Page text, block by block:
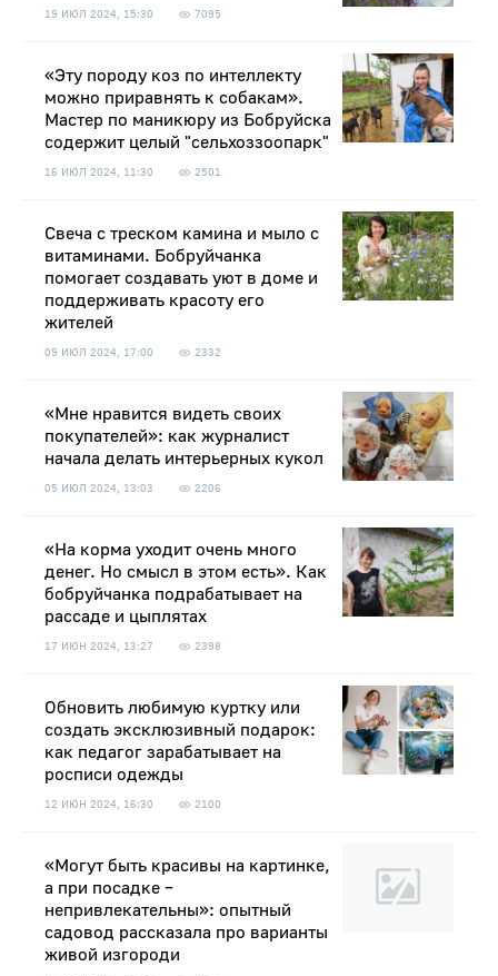
19 ИЮЛ 2024, 15:30 7095
«Эту породу коз по интеллекту
можно приравнять к собакам».
Мастер по маникюру из Бобруйска
содержит целый "сельхоззоопарк"
16 ИЮЛ 2024, 11:30 2501
Свеча с треском камина и мыло с
витаминами. Бобруйчанка
помогает создавать уют в доме и
поддерживать красоту его
жителей
09 ИЮЛ 2024, 17:00 2332
«Мне нравится видеть своих
покупателей»: как журналист
начала делать интерьерных кукол
05 ИЮЛ 2024, 13:03 2206
«На корма уходит очень много
денег. Но смысл в этом есть». Как
бобруйчанка подрабатывает на
рассаде и цыплятах
17 ИЮН 2024, 13:27 2398
Обновить любимую куртку или
создать эксклюзивный подарок:
как педагог зарабатывает на
росписи одежды
12 ИЮН 2024, 16:30 2100
«Могут быть красивы на картинке,
а при посадке –
непривлекательны»: опытный
садовод рассказала про варианты
живой изгороди